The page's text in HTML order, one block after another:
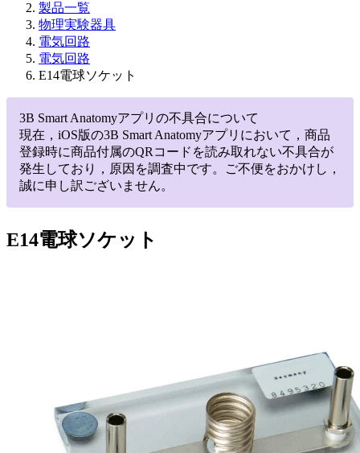
製品一覧
物理実験器具
電気回路
電気回路
E14電球ソケット
3B Smart Anatomyアプリの不具合について
現在，iOS版の3B Smart Anatomyアプリにおいて，商品
登録時に商品付属のQRコードを読み取れない不具合が
発生しており，原因を調査中です。ご不便をおかけし，
誠に申し訳ございません。
E14電球ソケット